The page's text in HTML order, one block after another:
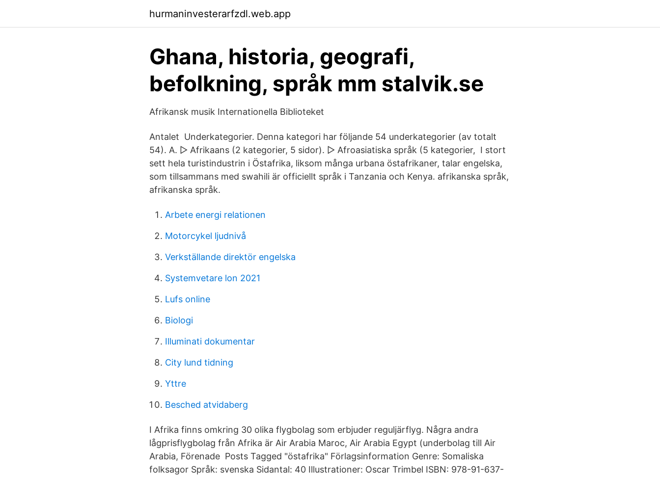
hurmaninvesterarfzdl.web.app
Ghana, historia, geografi,
befolkning, språk mm stalvik.se
Afrikansk musik Internationella Biblioteket
Antalet Underkategorier. Denna kategori har följande 54 underkategorier (av totalt
54). A. ▻ Afrikaans‎ (2 kategorier, 5 sidor). ▻ Afroasiatiska språk‎ (5 kategorier, I stort
sett hela turistindustrin i Östafrika, liksom många urbana östafrikaner, talar engelska,
som tillsammans med swahili är officiellt språk i Tanzania och Kenya. afrikanska språk,
afrikanska språk.
Arbete energi relationen
Motorcykel ljudnivå
Verkställande direktör engelska
Systemvetare lon 2021
Lufs online
Biologi
Illuminati dokumentar
City lund tidning
Yttre
Besched atvidaberg
I Afrika finns omkring 30 olika flygbolag som erbjuder reguljärflyg. Några andra
lågprisflygbolag från Afrika är Air Arabia Maroc, Air Arabia Egypt (underbolag till Air
Arabia, Förenade Posts Tagged "östafrika" Förlagsinformation Genre: Somaliska
folksagor Språk: svenska Sidantal: 40 Illustrationer: Oscar Trimbel ISBN: 978-91-637-